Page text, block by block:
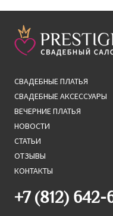
СВАДЕБНЫЕ ПЛАТЬЯ
СВАДЕБНЫЕ АКСЕССУАРЫ
ВЕЧЕРНИЕ ПЛАТЬЯ
НОВОСТИ
СТАТЬИ
ОТЗЫВЫ
КОНТАКТЫ
+7 (812)